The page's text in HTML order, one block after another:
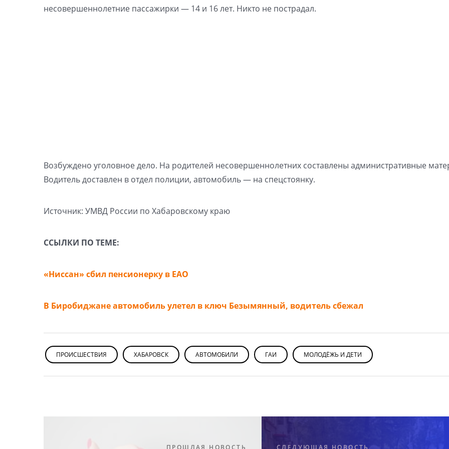
несовершеннолетние пассажирки — 14 и 16 лет. Никто не пострадал.
Возбуждено уголовное дело. На родителей несовершеннолетних составлены административные
Водитель доставлен в отдел полиции, автомобиль — на спецстоянку.
Источник: УМВД России по Хабаровскому краю
ССЫЛКИ ПО ТЕМЕ:
«Ниссан» сбил пенсионерку в ЕАО
В Биробиджане автомобиль улетел в ключ Безымянный, водитель сбежал
ПРОИСШЕСТВИЯ ХАБАРОВСК АВТОМОБИЛИ ГАИ МОЛОДЁЖЬ И ДЕТИ
ПРОШЛАЯ НОВОСТЬ СЛЕДУЮЩАЯ НОВОСТЬ